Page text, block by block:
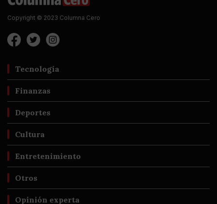
Copyright © 2023 Columna Cero
Tecnología
Finanzas
Deportes
Cultura
Entretenimiento
Otros
Opinión experta